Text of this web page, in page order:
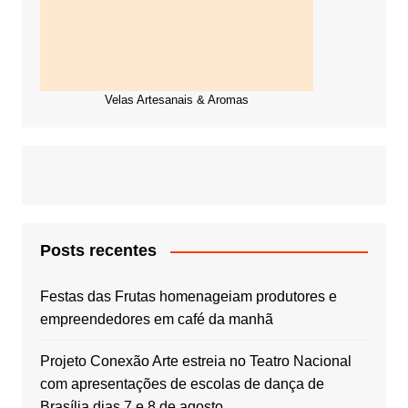
Velas Artesanais & Aromas
Posts recentes
Festas das Frutas homenageiam produtores e
empreendedores em café da manhã
Projeto Conexão Arte estreia no Teatro Nacional
com apresentações de escolas de dança de